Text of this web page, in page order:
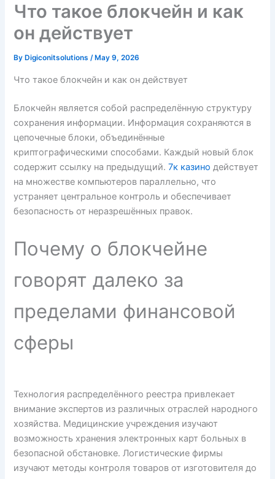
Что такое блокчейн и как
он действует
By Digiconitsolutions/ May 9, 2026
Что такое блокчейн и как он действует
Блокчейн является собой распределённую структуру
сохранения информации. Информация сохраняются в
цепочечные блоки, объединённые
криптографическими способами. Каждый новый блок
содержит ссылку на предыдущий.7к казино действует
на множестве компьютеров параллельно, что
устраняет центральное контроль и обеспечивает
безопасность от неразрешённых правок.
Почему о блокчейне
говорят далеко за
пределами финансовой
сферы
Технология распределённого реестра привлекает
внимание экспертов из различных отраслей народного
хозяйства. Медицинские учреждения изучают
возможность хранения электронных карт больных в
безопасной обстановке. Логистические фирмы
изучают методы контроля товаров от изготовителя до